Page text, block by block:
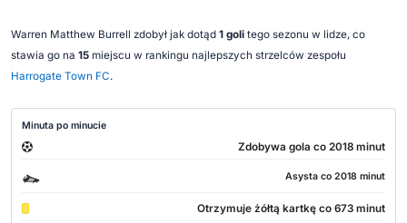
Warren Matthew Burrell zdobył jak dotąd 1 golitego sezonu w lidze, co
stawia go na 15miejscu w rankingu najlepszych strzelców zespołu
Harrogate Town FC.
Minuta po minucie
Zdobywa gola co 2018 minut
Asysta co 2018 minut
Otrzymuje żółtą kartkę co 673 minut